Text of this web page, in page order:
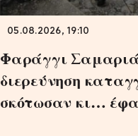
05.08.2026, 19:10
Φαράγγι
διερεύνηση
σκότωσαν κι…